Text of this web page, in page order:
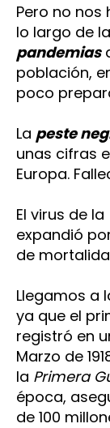
Pero no
lo largo de
pandemias
población,
poco
La peste
unas cifras
Europa.
El virus de la
expandió
de
Llegamos a
ya que el
registró en
Marzo de
la Primera
época,
de 100